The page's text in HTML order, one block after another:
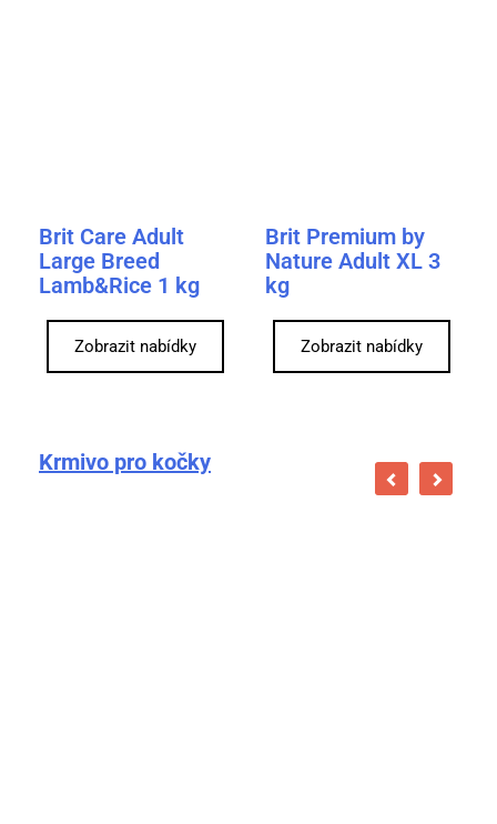
Brit Care Adult
Large Breed
Lamb&Rice 1 kg
Zobrazit nabídky
Brit Premium by
Nature Adult XL 3
kg
Zobrazit nabídky
Krmivo pro kočky